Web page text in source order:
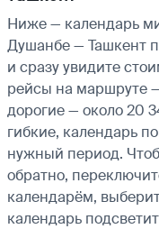
Ниже — календарь
Душанбе — Ташкент
и сразу увидите
рейсы на маршруте
дорогие — около 20
гибкие, календарь
нужный период.
обратно,
календарём,
календарь